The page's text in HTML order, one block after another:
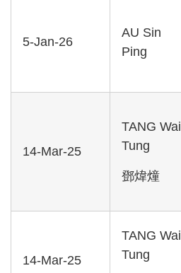
5-Jan-26
AU Sin
Ping
14-Mar-25
TANG Wai
Tung
鄧煒燑
14-Mar-25
TANG Wai
Tung